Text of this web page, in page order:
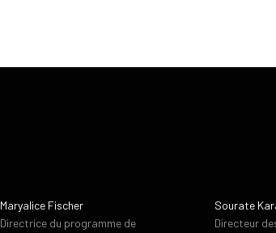
Maryalice Fischer
Directrice du programme de
Sourate
Directeur